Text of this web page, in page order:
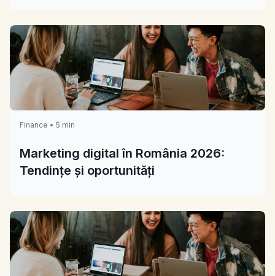
Finance • 5 min
Marketing digital în România 2026:
Tendințe și oportunități